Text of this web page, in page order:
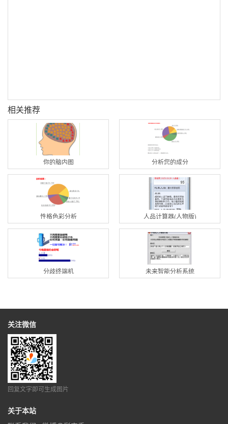
相关推荐
你的脑内图 分析您的成分
性格色彩分析 人品计算器(人物版)
分歧终端机 未来智能分析系统
关注微信
回复文字即可生成图片
关于本站